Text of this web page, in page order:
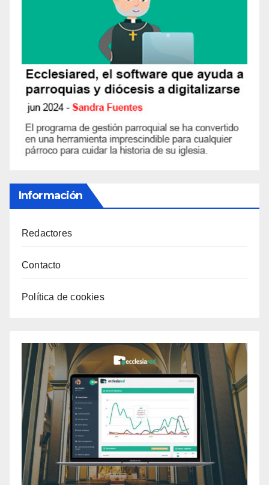
Información
Redactores
Contacto
Política de cookies